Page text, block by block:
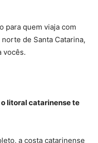
para quem viaja com
de Santa Catarina,
vocês.
litoral catarinense te
a costa catarinense